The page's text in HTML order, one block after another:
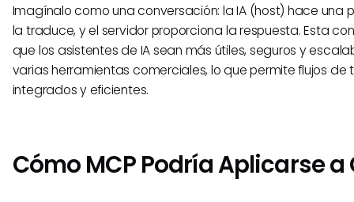
Imagínalo como una conversación: la IA (host) hace una
la traduce, y el servidor proporciona la respuesta. Esta
que los asistentes de IA sean más útiles, seguros y
varias herramientas comerciales, lo que permite flujos de
integrados y eficientes.
Cómo MCP Podría Aplicarse a